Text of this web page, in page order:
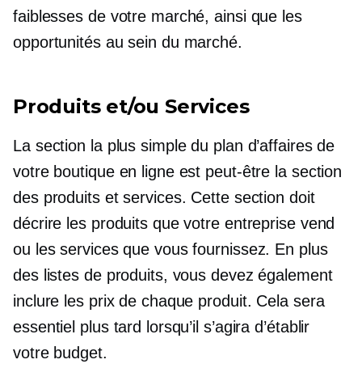
faiblesses de votre marché, ainsi que les
opportunités au sein du marché.
Produits et/ou Services
La section la plus simple du plan d’affaires de
votre boutique en ligne est peut-être la section
des produits et services. Cette section doit
décrire les produits que votre entreprise vend
ou les services que vous fournissez. En plus
des listes de produits, vous devez également
inclure les prix de chaque produit. Cela sera
essentiel plus tard lorsqu’il s’agira d’établir
votre budget.